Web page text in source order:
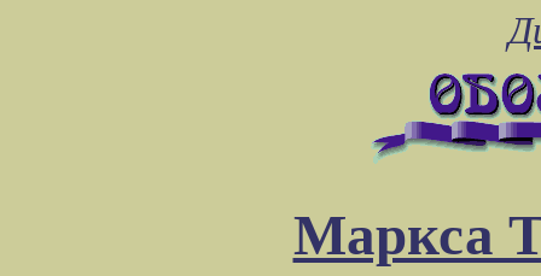
Маркса